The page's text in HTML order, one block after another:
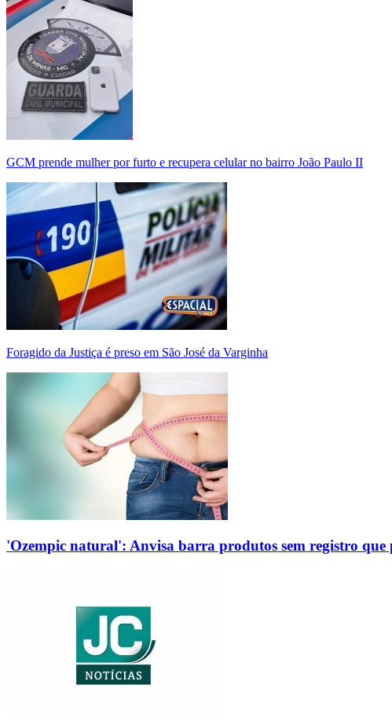
GCM prende mulher por furto e recupera celular no bairro João Paulo II
Foragido da Justiça é preso em São José da Varginha
'Ozempic natural': Anvisa barra produtos sem registro que